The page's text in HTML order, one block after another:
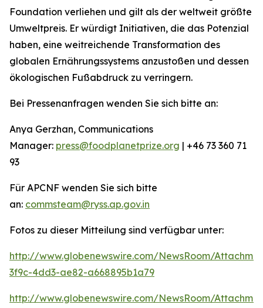
Foundation verliehen und gilt als der weltweit größte
Umweltpreis. Er würdigt Initiativen, die das Potenzial
haben, eine weitreichende Transformation des
globalen Ernährungssystems anzustoßen und dessen
ökologischen Fußabdruck zu verringern.
Bei Pressenanfragen wenden Sie sich bitte an:
Anya Gerzhan, Communications
Manager: press@foodplanetprize.org | +46 73 360 71
93
Für APCNF wenden Sie sich bitte
an: commsteam@ryss.ap.gov.in
Fotos zu dieser Mitteilung sind verfügbar unter:
http://www.globenewswire.com/NewsRoom/
3f9c-4dd3-ae82-a668895b1a79
http://www.globenewswire.com/NewsRoom/